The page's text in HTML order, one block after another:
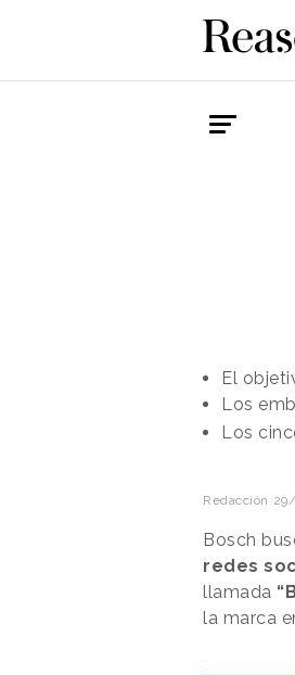
El
Los
Los
Redacción
Bosch
redes
llamada
la marca